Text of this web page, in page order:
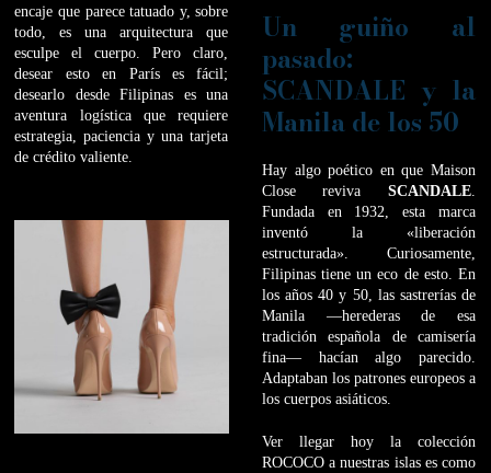
encaje que parece tatuado y, sobre
todo, es una arquitectura que
esculpe el cuerpo. Pero claro,
desear esto en París es fácil;
desearlo desde Filipinas es una
aventura logística que requiere
estrategia, paciencia y una tarjeta
de crédito valiente.
Un guiño al
pasado:
SCANDALE y la
Manila de los 50
Hay algo poético en que Maison
Close reviva SCANDALE.
Fundada en 1932, esta marca
inventó la «liberación
estructurada». Curiosamente,
Filipinas tiene un eco de esto. En
los años 40 y 50, las sastrerías de
Manila —herederas de esa
tradición española de camisería
fina— hacían algo parecido.
Adaptaban los patrones europeos a
los cuerpos asiáticos.
Ver llegar hoy la colección
ROCOCO a nuestras islas es como